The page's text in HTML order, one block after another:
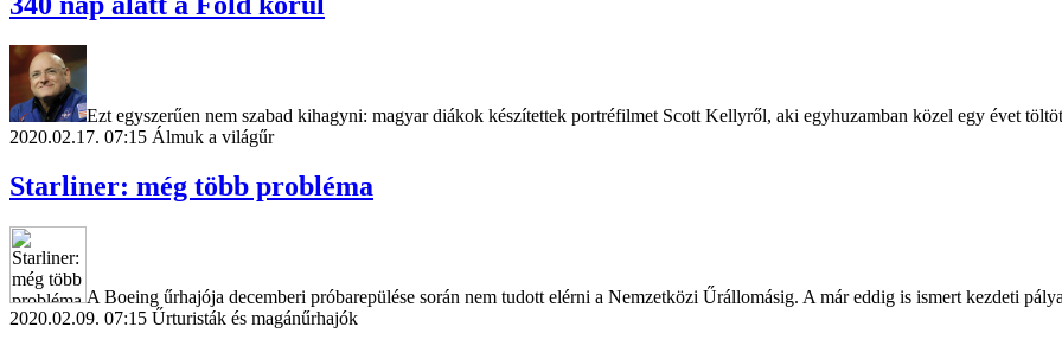
Ezt egyszerűen nem szabad kihagyni: magyar diákok készítettek portréfilmet Scott Kellyről, aki egyhuzamban közel egy évet
2020.02.17. 07:15 Álmuk a világűr
Starliner: még több probléma
A Boeing űrhajója decemberi próbarepülése során nem tudott elérni a Nemzetközi Űrállomásig. A már eddig is ismert kezdeti
2020.02.09. 07:15 Űrturisták és magánűrhajók